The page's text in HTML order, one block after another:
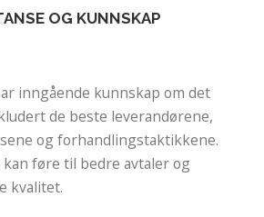
OG KUNNSKAP
inngående kunnskap om det
de beste leverandørene,
og forhandlingstaktikkene.
føre til bedre avtaler og
kvalitet.